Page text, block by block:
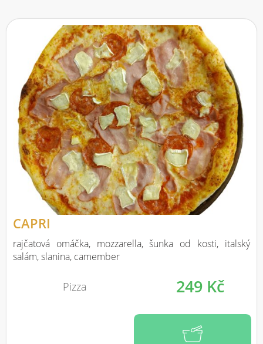
CAPRI
rajčatová omáčka, mozzarella, šunka od kosti, italský
salám, slanina, camember
Pizza 249 Kč